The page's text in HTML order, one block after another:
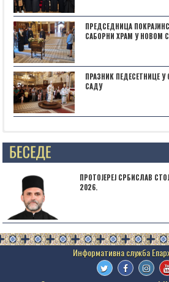
ПРЕДСЕДНИЦА
САБОРНИ ХРАМ У НОВОМ
ПРАЗНИК ПЕДЕСЕТНИЦЕ
САДУ
Posts not found
ПРОТОЈЕРЕЈ СРБИСЛАВ
2026.